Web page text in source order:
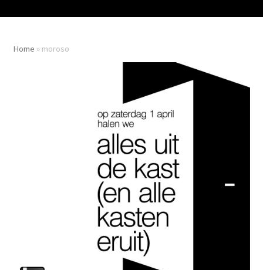
Home » moroso